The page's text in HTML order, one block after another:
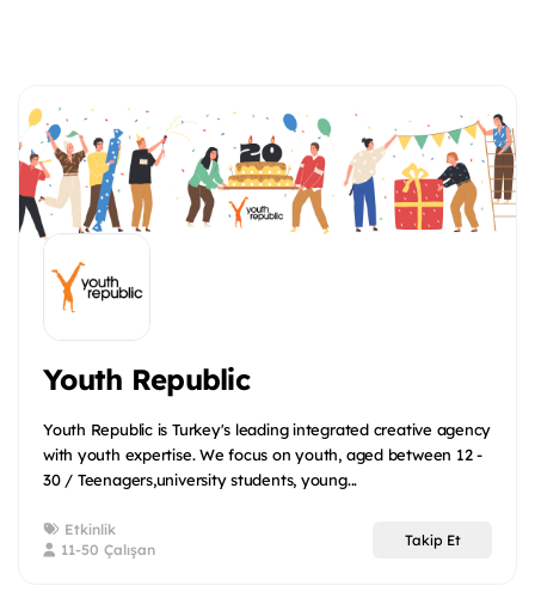
Youth Republic
Youth Republic is Turkey's leading integrated creative agency
with youth expertise. We focus on youth, aged between 12 -
30 / Teenagers,university students, young...
Etkinlik
11-50 Çalışan
Takip Et